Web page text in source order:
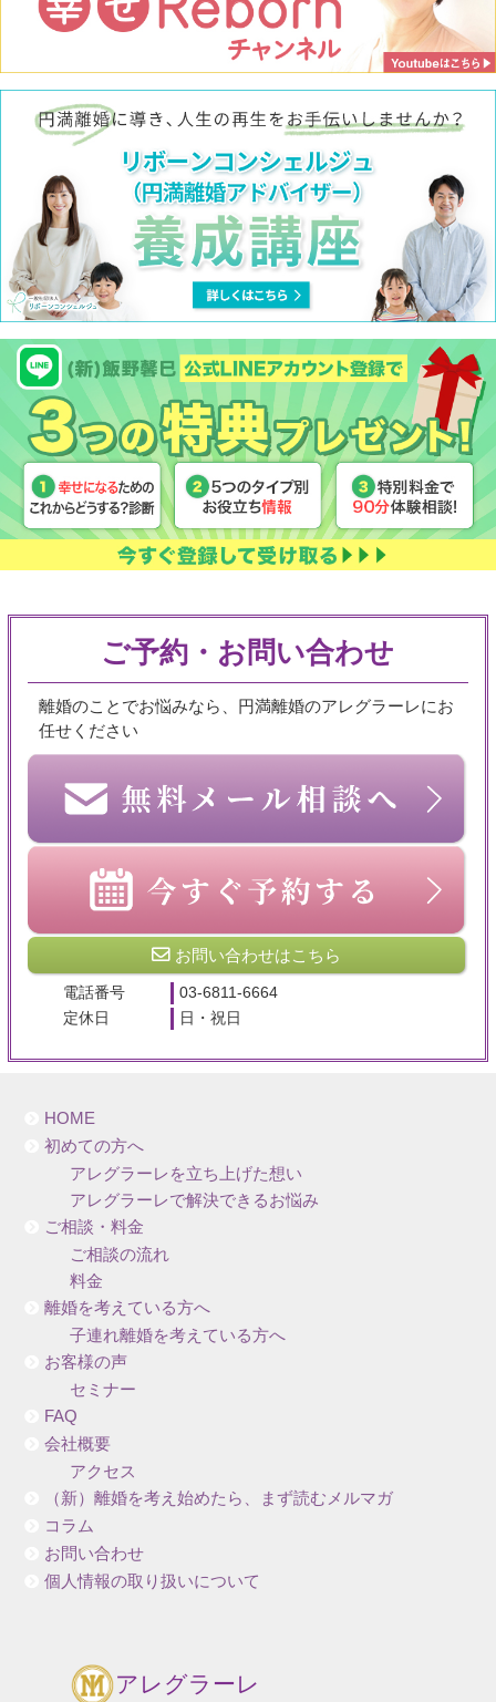
ご予約・お問い合わせ
離婚のことでお悩みなら、円満離婚のアレグラーレにお
任せください
お問い合わせはこちら
電話番号
03-6811-6664
定休日
日・祝日
HOME
初めての方へ
アレグラーレを立ち上げた想い
アレグラーレで解決できるお悩み
ご相談・料金
ご相談の流れ
料金
離婚を考えている方へ
子連れ離婚を考えている方へ
お客様の声
セミナー
FAQ
会社概要
アクセス
（新）離婚を考え始めたら、まず読むメルマガ
コラム
お問い合わせ
個人情報の取り扱いについて
アレグラーレ